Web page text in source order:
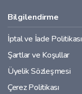
Bilgilendirme
İptal ve İade Politikası
Şartlar ve Koşullar
Üyelik Sözleşmesi
Çerez Politikası